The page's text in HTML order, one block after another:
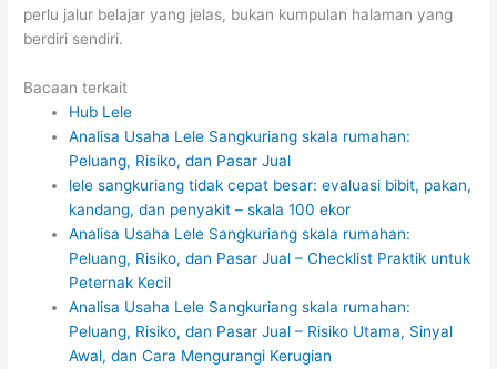
perlu jalur belajar yang jelas, bukan kumpulan halaman yang
berdiri sendiri.
Bacaan terkait
Hub Lele
Analisa Usaha Lele Sangkuriang skala rumahan:
Peluang, Risiko, dan Pasar Jual
lele sangkuriang tidak cepat besar: evaluasi bibit, pakan,
kandang, dan penyakit – skala 100 ekor
Analisa Usaha Lele Sangkuriang skala rumahan:
Peluang, Risiko, dan Pasar Jual – Checklist Praktik untuk
Peternak Kecil
Analisa Usaha Lele Sangkuriang skala rumahan:
Peluang, Risiko, dan Pasar Jual – Risiko Utama, Sinyal
Awal, dan Cara Mengurangi Kerugian